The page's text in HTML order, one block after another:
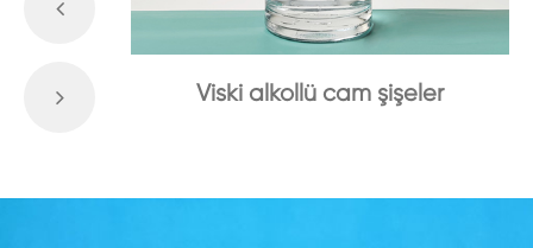
Viski alkollü cam şişeler